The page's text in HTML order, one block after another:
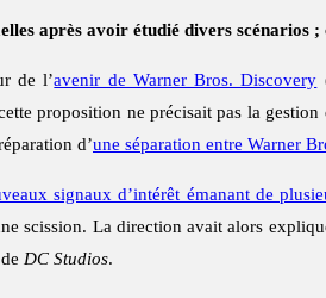
après avoir étudié divers scénarios
de l’avenir de Warner Bros. Discovery
proposition ne précisait pas la
d’une séparation entre Warner
signaux d’intérêt émanant de
scission. La direction avait alors
DC Studios.